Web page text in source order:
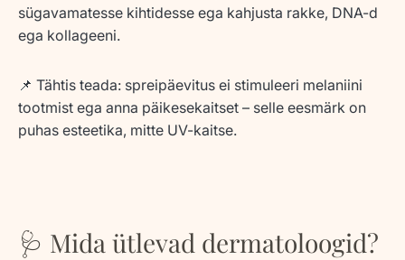
sügavamatesse kihtidesse ega kahjusta rakke, DNA-d
ega kollageeni.
📌 Tähtis teada: spreipäevitus ei stimuleeri melaniini
tootmist ega anna päikesekaitset – selle eesmärk on
puhas esteetika, mitte UV-kaitse.
🩺 Mida ütlevad dermatoloogid?